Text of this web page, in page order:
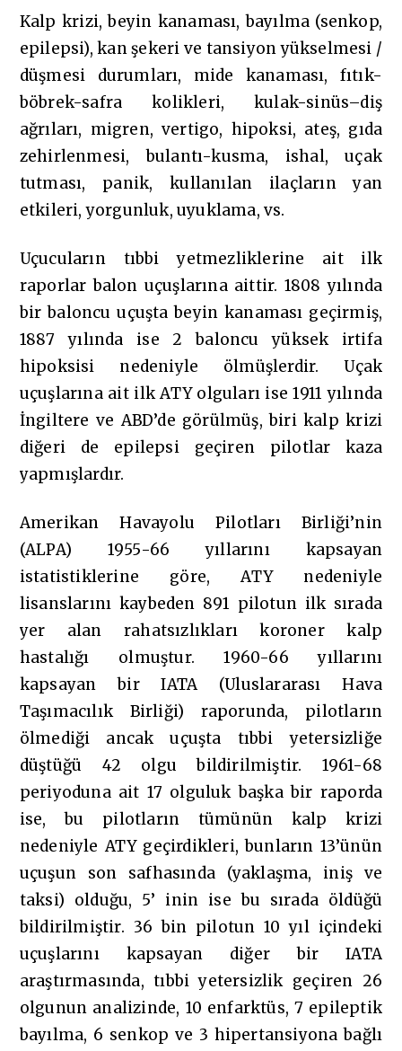
Kalp krizi, beyin kanaması, bayılma (senkop,
epilepsi), kan şekeri ve tansiyon yükselmesi /
düşmesi durumları, mide kanaması, fıtık-
böbrek-safra kolikleri, kulak-sinüs–diş
ağrıları, migren, vertigo, hipoksi, ateş, gıda
zehirlenmesi, bulantı-kusma, ishal, uçak
tutması, panik, kullanılan ilaçların yan
etkileri, yorgunluk, uyuklama, vs.
Uçucuların tıbbi yetmezliklerine ait ilk
raporlar balon uçuşlarına aittir. 1808 yılında
bir baloncu uçuşta beyin kanaması geçirmiş,
1887 yılında ise 2 baloncu yüksek irtifa
hipoksisi nedeniyle ölmüşlerdir. Uçak
uçuşlarına ait ilk ATY olguları ise 1911 yılında
İngiltere ve ABD’de görülmüş, biri kalp krizi
diğeri de epilepsi geçiren pilotlar kaza
yapmışlardır.
Amerikan Havayolu Pilotları Birliği’nin
(ALPA) 1955-66 yıllarını kapsayan
istatistiklerine göre, ATY nedeniyle
lisanslarını kaybeden 891 pilotun ilk sırada
yer alan rahatsızlıkları koroner kalp
hastalığı olmuştur. 1960-66 yıllarını
kapsayan bir IATA (Uluslararası Hava
Taşımacılık Birliği) raporunda, pilotların
ölmediği ancak uçuşta tıbbi yetersizliğe
düştüğü 42 olgu bildirilmiştir. 1961-68
periyoduna ait 17 olguluk başka bir raporda
ise, bu pilotların tümünün kalp krizi
nedeniyle ATY geçirdikleri, bunların 13’ünün
uçuşun son safhasında (yaklaşma, iniş ve
taksi) olduğu, 5’ inin ise bu sırada öldüğü
bildirilmiştir. 36 bin pilotun 10 yıl içindeki
uçuşlarını kapsayan diğer bir IATA
araştırmasında, tıbbi yetersizlik geçiren 26
olgunun analizinde, 10 enfarktüs, 7 epileptik
bayılma, 6 senkop ve 3 hipertansiyona bağlı